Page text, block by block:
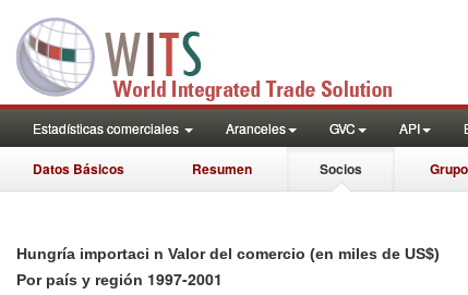
Estadísticas comerciales Aranceles GVC API
Datos Básicos Resumen Socios
Hungría importaci n Valor del comercio (en miles de US$)
Por país y región 1997-2001